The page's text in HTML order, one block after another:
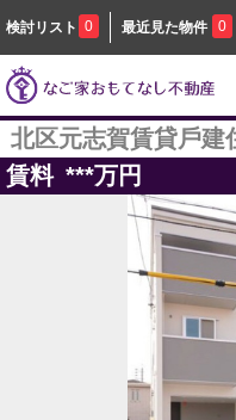
検討リスト 0 最近見た物件 0
北区元志賀賃貸⼾建
賃料 ***万円